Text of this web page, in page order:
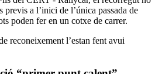
previs a l’inici de l’única passada de
poden fer en un cotxe de carrer.
reconeixement l’estan fent avui